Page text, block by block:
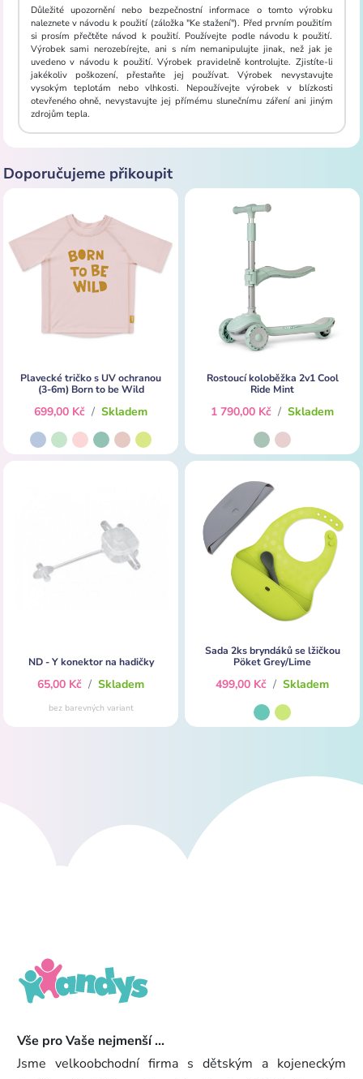
Důležité upozornění nebo bezpečnostní informace o tomto výrobku
naleznete v návodu k použití (záložka "Ke stažení"). Před prvním použitím
si prosím přečtěte návod k použití. Používejte podle návodu k použití.
Výrobek sami nerozebírejte, ani s ním nemanipulujte jinak, než jak je
uvedeno v návodu k použití. Výrobek pravidelně kontrolujte. Zjistíte-li
jakékoliv poškození, přestaňte jej používat. Výrobek nevystavujte
vysokým teplotám nebo vlhkosti. Nepoužívejte výrobek v blízkosti
otevřeného ohně, nevystavujte jej přímému slunečnímu záření ani jiným
zdrojům tepla.
Doporučujeme přikoupit
Plavecké tričko s UV ochranou
(3-6m) Born to be Wild
699,00 Kč / Skladem
Rostoucí koloběžka 2v1 Cool
Ride Mint
1 790,00 Kč / Skladem
ND - Y konektor na hadičky
65,00 Kč / Skladem
bez barevných variant
Sada 2ks bryndáků se lžičkou
Pöket Grey/Lime
499,00 Kč / Skladem
Vše pro Vaše nejmenší ...
Jsme velkoobchodní firma s dětským a kojeneckým